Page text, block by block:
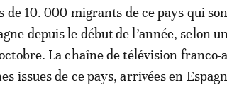
de 10. 000 migrants de ce pays qui
depuis le début de l’année, selon
La chaîne de télévision
issues de ce pays, arrivées en